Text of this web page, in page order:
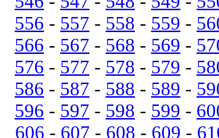
556 - 557 - 558 - 559 -
566 - 567 - 568 - 569 -
576 - 577 - 578 - 579 -
586 - 587 - 588 - 589 -
596 - 597 - 598 - 599 -
606 - 607 - 608 - 609 -